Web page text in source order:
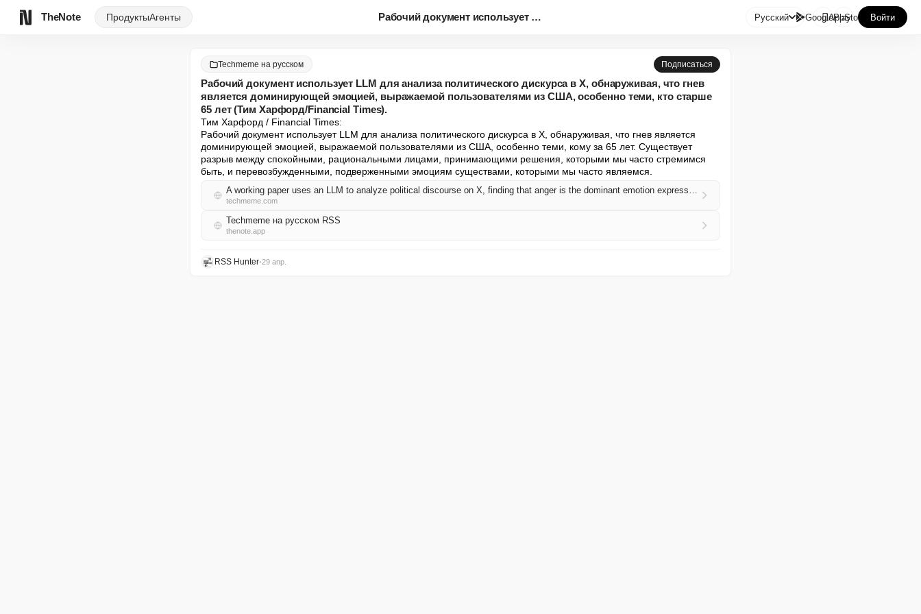
TheNote ПродуктыАгенты Рабочий документ использует LL... Русский GooglePlay
AppStore Войти
Techmeme на русском Подписаться
Рабочий документ использует LLM для анализа политического дискурса в X, обнаруживая, что гнев
является доминирующей эмоцией, выражаемой пользователями из США, особенно теми, кто старше
65 лет (Тим Харфорд/Financial Times).
Тим Харфорд / Financial Times:
Рабочий документ использует LLM для анализа политического дискурса в X, обнаруживая, что гнев является
доминирующей эмоцией, выражаемой пользователями из США, особенно теми, кому за 65 лет. Существует
разрыв между спокойными, рациональными лицами, принимающими решения, которыми мы часто стремимся
быть, и перевозбужденными, подверженными эмоциям существами, которыми мы часто являемся.
A working paper uses an LLM to analyze political discourse on X, finding that anger is the dominant emotion expressed by US users, especially those over 65 (Tim Harford/Financial Times)
techmeme.com
Techmeme на русском RSS
thenote.app
RSS Hunter•29 апр.